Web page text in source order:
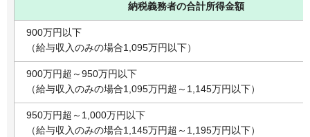
納税義務者の合計所得金額
900万円以下
（給与収入のみの場合1,095万円以下）
900万円超～950万円以下
（給与収入のみの場合1,095万円超～1,145万円以下）
950万円超～1,000万円以下
（給与収入のみの場合1,145万円超～1,195万円以下）